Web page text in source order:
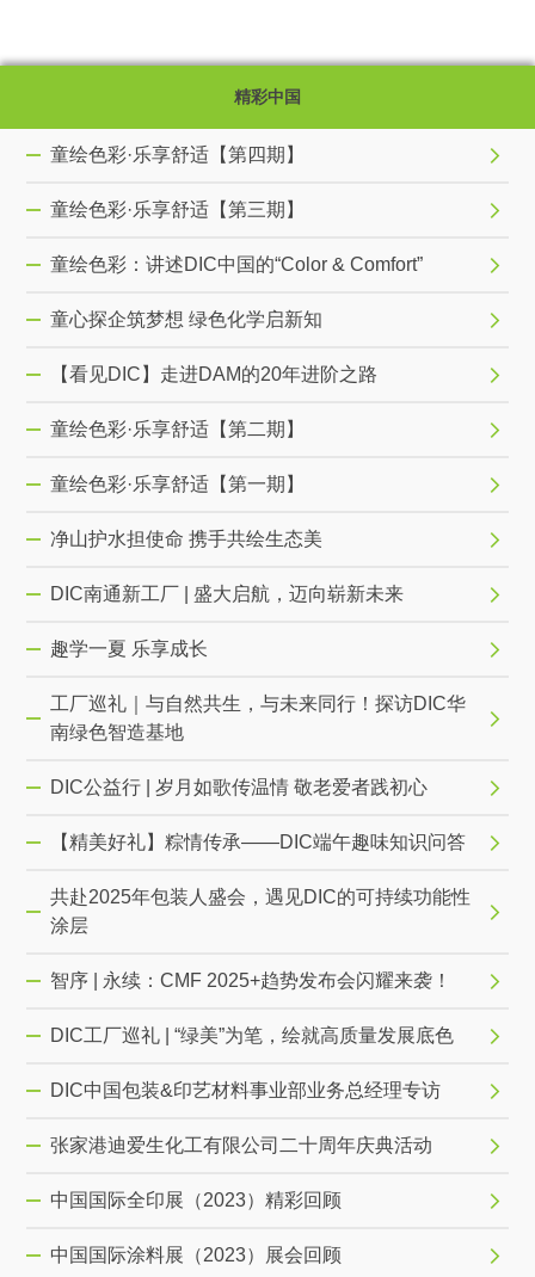
精彩中国
童绘色彩·乐享舒适【第四期】
童绘色彩·乐享舒适【第三期】
童绘色彩：讲述DIC中国的“Color & Comfort”
童心探企筑梦想 绿色化学启新知
【看见DIC】走进DAM的20年进阶之路
童绘色彩·乐享舒适【第二期】
童绘色彩·乐享舒适【第一期】
净山护水担使命 携手共绘生态美
DIC南通新工厂 | 盛大启航，迈向崭新未来
趣学一夏 乐享成长
工厂巡礼｜与自然共生，与未来同行！探访DIC华
南绿色智造基地
DIC公益行 | 岁月如歌传温情 敬老爱者践初心
【精美好礼】粽情传承——DIC端午趣味知识问答
共赴2025年包装人盛会，遇见DIC的可持续功能性
涂层
智序 | 永续：CMF 2025+趋势发布会闪耀来袭！
DIC工厂巡礼 | “绿美”为笔，绘就高质量发展底色
DIC中国包装&印艺材料事业部业务总经理专访
张家港迪爱生化工有限公司二十周年庆典活动
中国国际全印展（2023）精彩回顾
中国国际涂料展（2023）展会回顾